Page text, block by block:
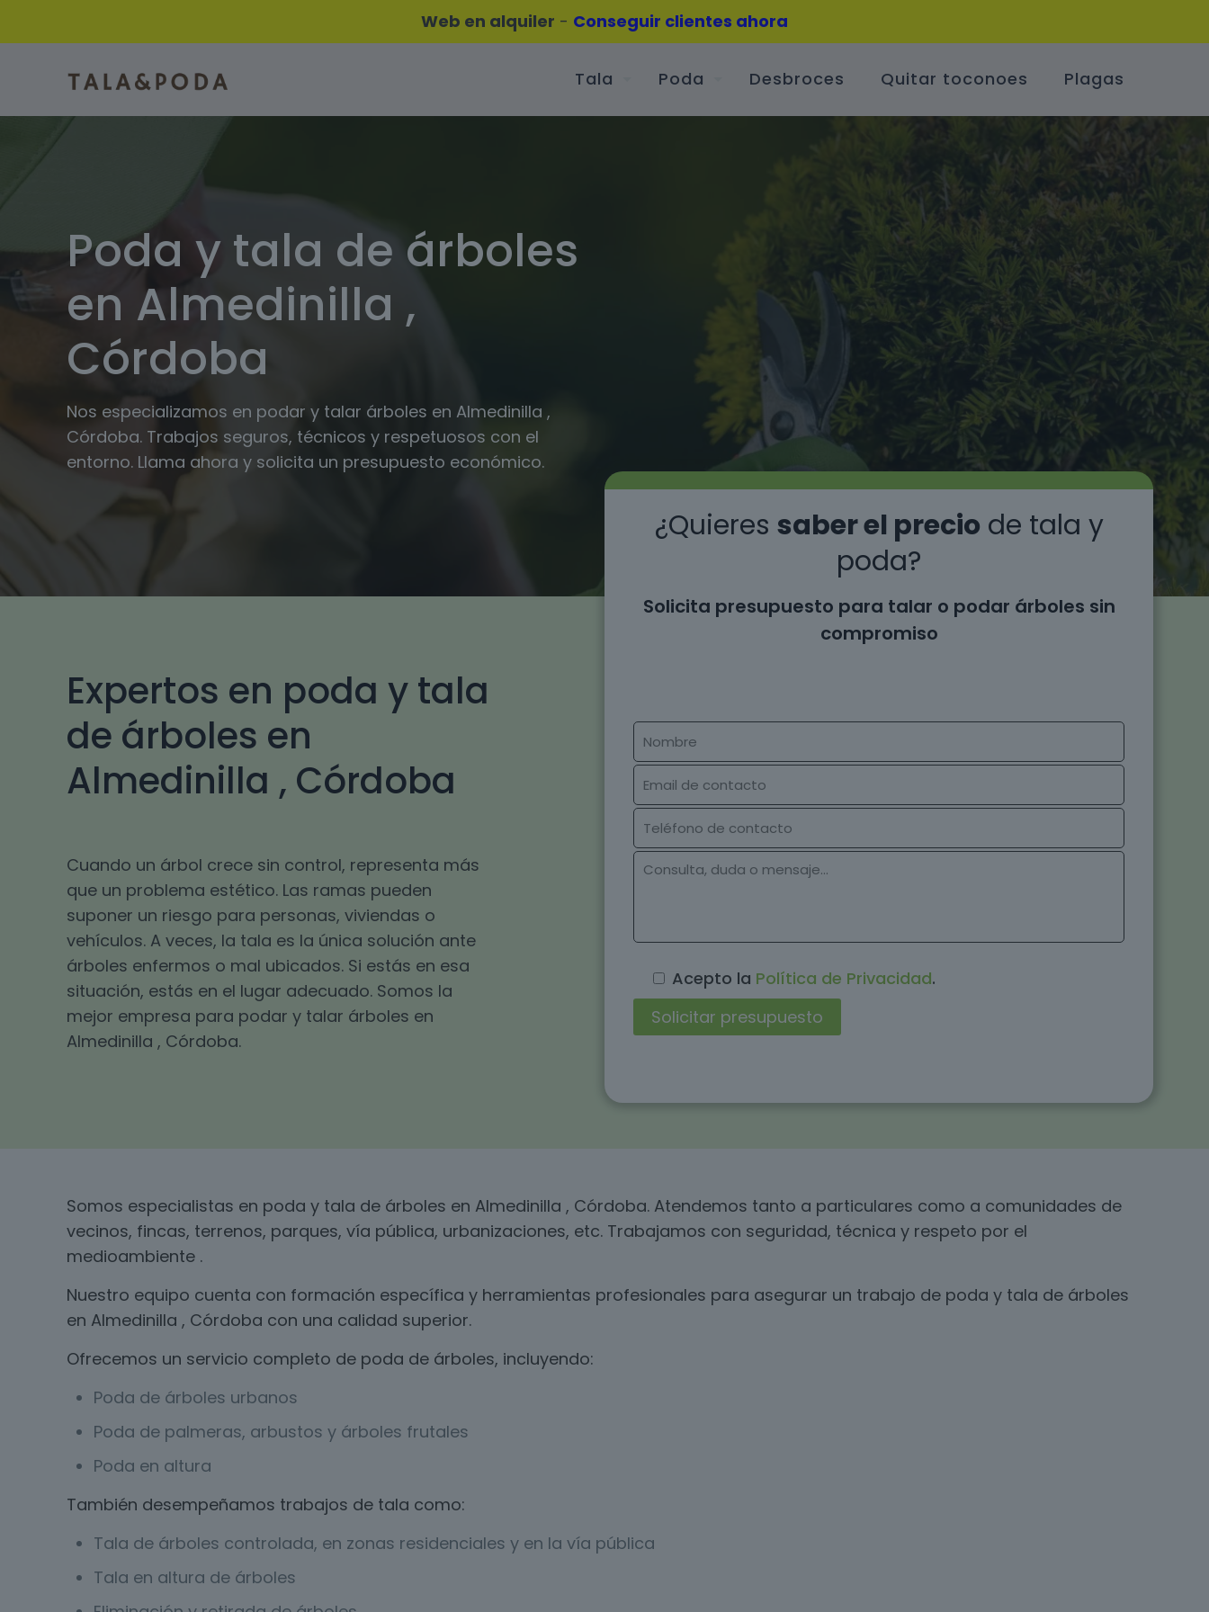
Web en alquiler - Conseguir clientes ahora
Tala Poda Desbroces Quitar toconoes Plagas
Poda y tala de árboles
en Almedinilla ,
Córdoba
Nos especializamos en podar y talar árboles en Almedinilla ,
Córdoba. Trabajos seguros, técnicos y respetuosos con el
entorno. Llama ahora y solicita un presupuesto económico.
Expertos en poda y tala
de árboles en
Almedinilla , Córdoba
Cuando un árbol crece sin control, representa más
que un problema estético. Las ramas pueden
suponer un riesgo para personas, viviendas o
vehículos. A veces, la tala es la única solución ante
árboles enfermos o mal ubicados. Si estás en esa
situación, estás en el lugar adecuado. Somos la
mejor empresa para podar y talar árboles en
Almedinilla , Córdoba.
¿Quieres saber el precio de tala y
poda?
Solicita presupuesto para talar o podar árboles sin
compromiso
Acepto la Política de Privacidad.
Somos especialistas en poda y tala de árboles en Almedinilla , Córdoba. Atendemos tanto a particulares como a comunidades de
vecinos, fincas, terrenos, parques, vía pública, urbanizaciones, etc. Trabajamos con seguridad, técnica y respeto por el
medioambiente .
Nuestro equipo cuenta con formación específica y herramientas profesionales para asegurar un trabajo de poda y tala de árboles
en Almedinilla , Córdoba con una calidad superior.
Ofrecemos un servicio completo de poda de árboles, incluyendo:
Poda de árboles urbanos
Poda de palmeras, arbustos y árboles frutales
Poda en altura
También desempeñamos trabajos de tala como:
Tala de árboles controlada, en zonas residenciales y en la vía pública
Tala en altura de árboles